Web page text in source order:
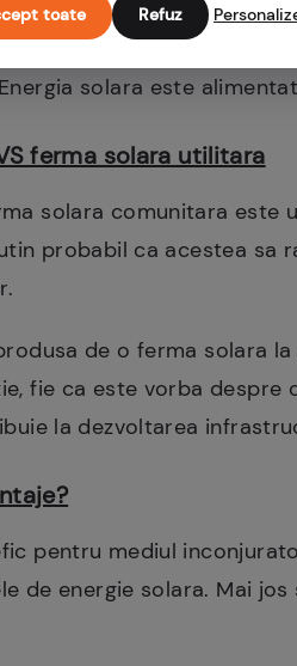
intr-o arie extinsa si
solara este
ferma solara utilitara
solara comunitara este
probabil ca acestea sa
de o ferma solara
fie ca este vorba despre
la dezvoltarea
pentru mediul
de energie solara. Mai
toate
Refuz